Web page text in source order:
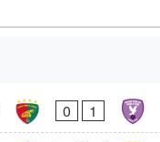
0 1